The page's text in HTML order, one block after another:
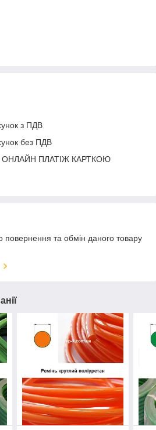
з ПДВ
без ПДВ
ПЛАТІЖ КАРТКОЮ
та обмін даного товару